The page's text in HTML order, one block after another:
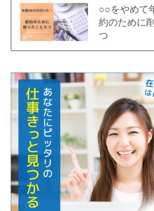
○○をやめて
約のために
つ